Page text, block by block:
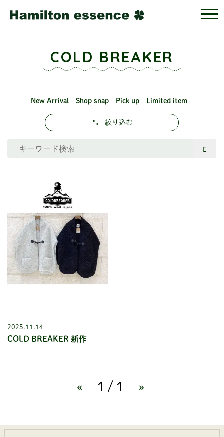
COLD BREAKER
New Arrival Shop snap Pick up Limited item
絞り込む
2025.11.14
COLD BREAKER 新作
« 1/1 »